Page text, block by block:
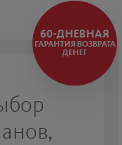
60-ДНЕВНАЯ
ГАРАНТИЯ ВОЗВРАТА
ДЕНЕГ